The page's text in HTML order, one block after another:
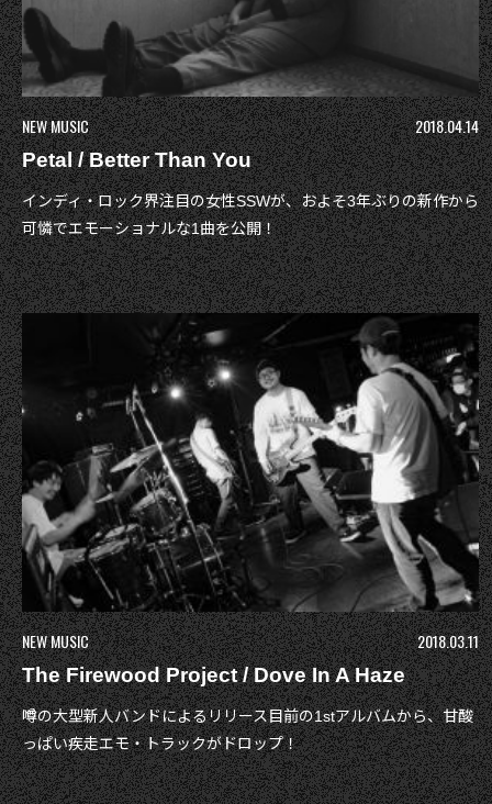
NEW MUSIC
2018.04.14
Petal / Better Than You
インディ・ロック界注目の女性SSWが、およそ3年ぶりの新作から
可憐でエモーショナルな1曲を公開！
NEW MUSIC
2018.03.11
The Firewood Project / Dove In A Haze
噂の大型新人バンドによるリリース目前の1stアルバムから、甘酸
っぱい疾走エモ・トラックがドロップ！